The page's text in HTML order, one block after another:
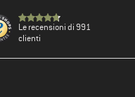
Le recensioni di 991
clienti